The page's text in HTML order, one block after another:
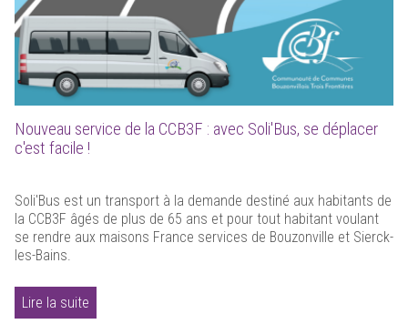
Nouveau service de la CCB3F : avec Soli'Bus, se déplacer
c'est facile !
Soli'Bus est un transport à la demande destiné aux habitants de
la CCB3F âgés de plus de 65 ans et pour tout habitant voulant
se rendre aux maisons France services de Bouzonville et Sierck-
les-Bains.
Lire la suite